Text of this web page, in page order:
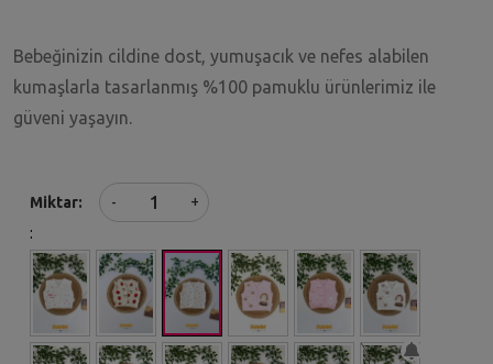
Bebeğinizin cildine dost, yumuşacık ve nefes alabilen
kumaşlarla tasarlanmış %100 pamuklu ürünlerimiz ile
güveni yaşayın.
Miktar -
+
: